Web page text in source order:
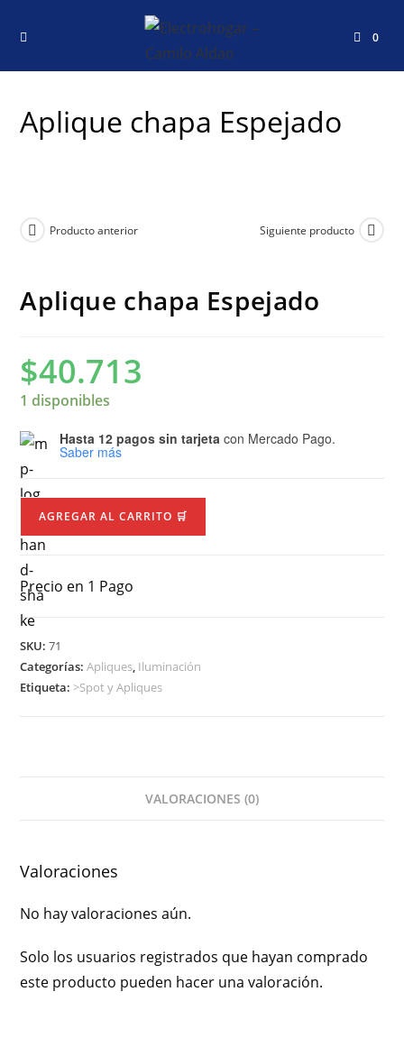
0
Aplique chapa Espejado
Producto anterior Siguiente producto
Aplique chapa Espejado
$40.713
1 disponibles
Hasta 12 pagos sin tarjeta con Mercado Pago.
Saber más
AGREGAR AL CARRITO 🛒
Precio en 1 Pago
SKU:71
Categorías:Apliques, Iluminación
Etiqueta:>Spot y Apliques
VALORACIONES (0)
Valoraciones
No hay valoraciones aún.
Solo los usuarios registrados que hayan comprado
este producto pueden hacer una valoración.